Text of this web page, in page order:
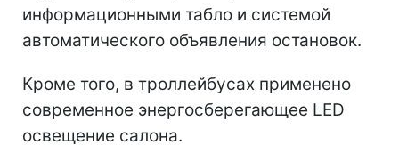
информационными табло и системой
автоматического объявления остановок.
Кроме того, в троллейбусах применено
современное энергосберегающее LED
освещение салона.